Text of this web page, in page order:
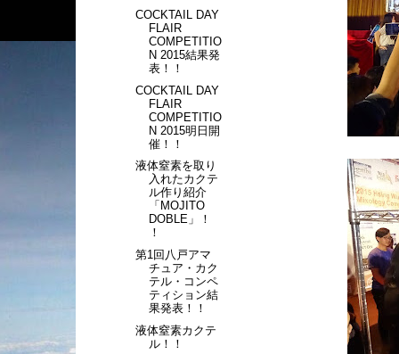
COCKTAIL DAY
FLAIR
COMPETITIO
N 2015結果発
表！！
COCKTAIL DAY
FLAIR
COMPETITIO
N 2015明日開
催！！
液体窒素を取り
入れたカクテ
ル作り紹介
「MOJITO
DOBLE」！
！
第1回八戸アマ
チュア・カク
テル・コンペ
ティション結
果発表！！
液体窒素カクテ
ル！！